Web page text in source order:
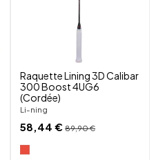
Raquette Lining 3D Calibar
300 Boost 4UG6
(Cordée)
Li-ning
58,44 € 89,90 €